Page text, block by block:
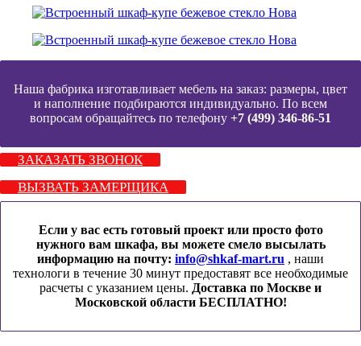
Наша фабрика изготавливает мебель на заказ: размеры, цвет
и наполнение подбираются индивидуально. По всем
вопросам обращайтесь по телефону +7 (499) 346-86-51
ЗАКАЗАТЬ ЗВОНОК
ВЫЗВАТЬ ЗАМЕРЩИКА
Если у вас есть готовый проект или просто фото
нужного вам шкафа, вы можете смело высылать
информацию на почту: info@shkaf-mart.ru , наши
технологи в течение 30 минут предоставят все необходимые
расчеты с указанием цены. Доставка по Москве и
Московской области БЕСПЛАТНО!